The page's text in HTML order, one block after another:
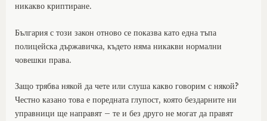
никакво криптиране.
България с този закон отново се показва като една тъпа
полицейска държавичка, където няма никакви нормални
човешки права.
Защо трябва някой да чете или слуша какво говорим с някой?
Честно казано това е поредната глупост, която бездарните ни
управници ще направят – те и без друго не могат да правят